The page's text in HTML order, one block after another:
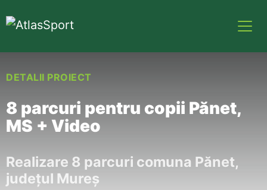
DETALII PROIECT
8 parcuri pentru copii Pănet,
MS + Video
Realizare 8 parcuri comuna Pănet,
județul Mureș